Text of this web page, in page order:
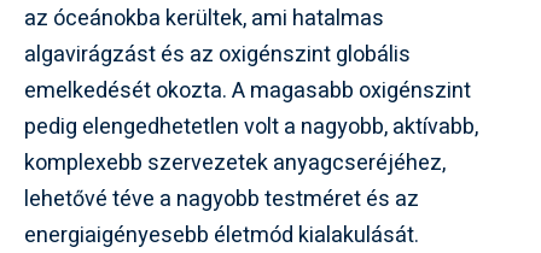
az óceánokba kerültek, ami hatalmas
algavirágzást és az oxigénszint globális
emelkedését okozta. A magasabb oxigénszint
pedig elengedhetetlen volt a nagyobb, aktívabb,
komplexebb szervezetek anyagcseréjéhez,
lehetővé téve a nagyobb testméret és az
energiaigényesebb életmód kialakulását.